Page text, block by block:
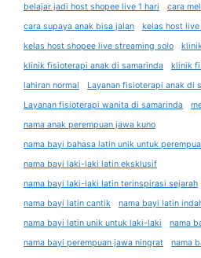
belajar jadi host shopee live 1 hari
cara
cara supaya anak bisa jalan
kelas host
kelas host shopee live streaming solo
klinik fisioterapi anak di samarinda
klinik
lahiran normal
Layanan fisioterapi anak di
Layanan fisioterapi wanita di samarinda
nama anak perempuan jawa kuno
nama bayi bahasa latin unik untuk
nama bayi laki-laki latin eksklusif
nama bayi laki-laki latin terinspirasi sejarah
nama bayi latin cantik
nama bayi latin
nama bayi latin unik untuk laki-laki
nama
nama bayi perempuan jawa ningrat
nama